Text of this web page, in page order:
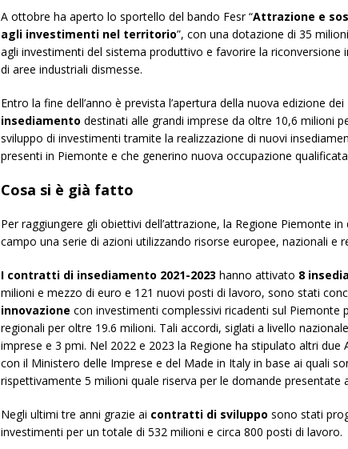
A ottobre ha aperto lo sportello del bando Fesr “Attrazione e
agli investimenti nel territorio”, con una dotazione di 35
agli investimenti del sistema produttivo e favorire la riconversione
di aree industriali dismesse.
Entro la fine dell’anno è prevista l’apertura della nuova edizione dei
insediamento destinati alle grandi imprese da oltre 10,6 milioni
sviluppo di investimenti tramite la realizzazione di nuovi
presenti in Piemonte e che generino nuova occupazione
Cosa si è già fatto
Per raggiungere gli obiettivi dell’attrazione, la Regione Piemonte
campo una serie di azioni utilizzando risorse europee, nazionali e
I contratti di insediamento 2021-2023 hanno attivato 8
milioni e mezzo di euro e 121 nuovi posti di lavoro, sono stati
innovazione con investimenti complessivi ricadenti sul Piemonte
regionali per oltre 19.6 milioni. Tali accordi, siglati a livello
imprese e 3 pmi. Nel 2022 e 2023 la Regione ha stipulato altri due
con il Ministero delle Imprese e del Made in Italy in base ai quali
rispettivamente 5 milioni quale riserva per le domande presentate
Negli ultimi tre anni grazie ai contratti di sviluppo sono stati
investimenti per un totale di 532 milioni e circa 800 posti di lavoro.